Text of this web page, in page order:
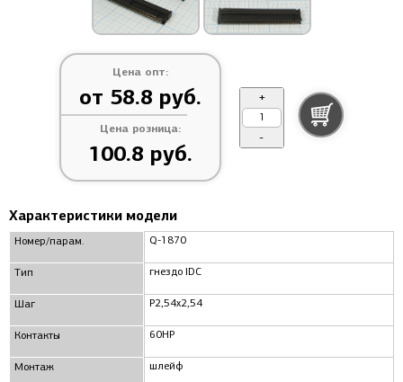
Цена опт:
от 58.8 руб.
Цена розница:
100.8 руб.
+
-
Характеристики модели
Номер/парам.
Тип
Шаг
Контакты
Монтаж
Q-1870
гнездо IDC
P2,54x2,54
60HP
шлейф